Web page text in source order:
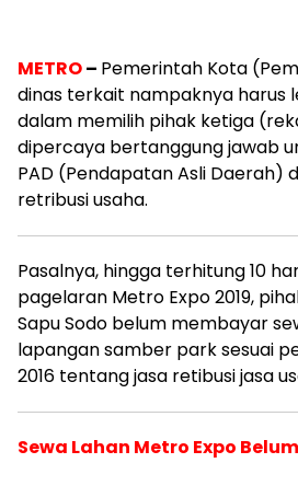
METRO– Pemerintah Kota
dinas terkait nampaknya harus
dalam memilih pihak ketiga
dipercaya bertanggung jawab
PAD (Pendapatan Asli Daerah)
retribusi usaha.
Pasalnya, hingga terhitung 10
pagelaran Metro Expo 2019,
Sapu Sodo belum membayar
lapangan samber park sesuai
2016 tentang jasa retibusi jasa
Sewa Lahan Metro Expo